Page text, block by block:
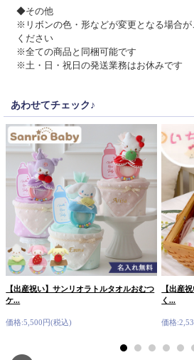
◆その他
※リボンの色・形などが変更となる場合
ください
※全ての商品と同梱可能です
※土・日・祝日の発送業務はお休みです
あわせてチェック♪
【出産祝い】サンリオラトルタオルおむつ
ケ...
価格:5,500円(税込)
【出産
く...
価格